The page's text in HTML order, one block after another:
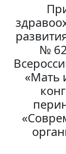
№
«Мать